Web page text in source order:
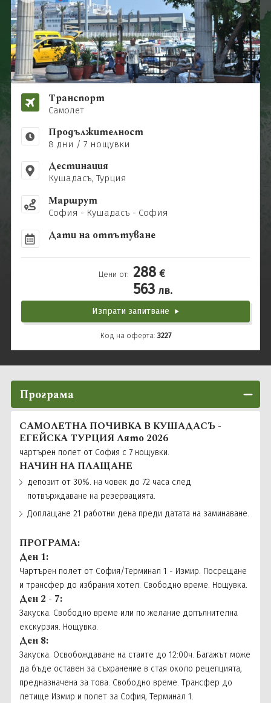
Почивки в България
Почивки и екскурзии до Дубай
Почивки в Италия
Почивки в Гърция
Нова година
0896 884 925 Запитване
Последвайте ни
Транспорт
Самолет
Продължителност
8 дни / 7 нощувки
Дестинация
Кушадасъ, Турция
Маршрут
София - Кушадасъ - София
Дати на отпътуване
Цени от: 288 €
563 лв.
Изпрати запитване
Код на оферта: 3227
Програма
САМОЛЕТНА ПОЧИВКА В КУШАДАСЪ -
ЕГЕЙСКА ТУРЦИЯ Лято 2026
чартърен полет от София с 7 нощувки.
НАЧИН НА ПЛАЩАНЕ
депозит от 30%. на човек до 72 часа след
потвърждаване на резервацията.
Доплащане 21 работни дена преди датата на заминаване.
ПРОГРАМА:
Ден 1:
Чартърен полет от София/Терминал 1 - Измир. Посрещане
и трансфер до избрания хотел. Свободно време. Нощувка.
Ден 2 - 7:
Закуска. Свободно време или по желание допълнителна
екскурзия. Нощувка.
Ден 8:
Закуска. Освобождаване на стаите до 12:00ч. Багажът може
да бъде оставен за съхранение в стая около рецепцията,
предназначена за това. Свободно време. Трансфер до
летище Измир и полет за София, Терминал 1.